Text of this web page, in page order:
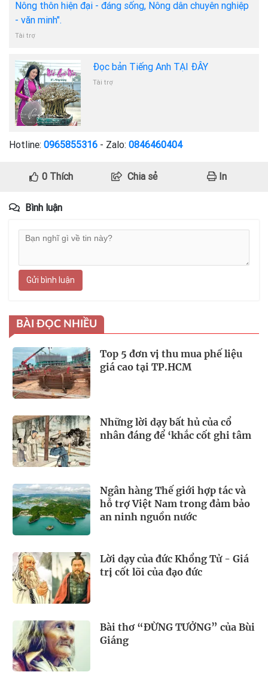
Nông thôn hiện đại - đáng sống, Nông dân chuyên nghiệp
- văn minh".
Tài trợ
Đọc bản Tiếng Anh TẠI ĐÂY
Tài trợ
Hotline: 0965855316 - Zalo: 0846460404
0Thích Chia sẻ In
Bình luận
Gửi bình luận
BÀI ĐỌC NHIỀU
Top 5 đơn vị thu mua phế liệu
giá cao tại TP.HCM
Những lời dạy bất hủ của cổ
nhân đáng để ‘khắc cốt ghi tâm
Ngân hàng Thế giới hợp tác và
hỗ trợ Việt Nam trong đảm bảo
an ninh nguồn nước
Lời dạy của đức Khổng Tử - Giá
trị cốt lõi của đạo đức
Bài thơ “ĐỪNG TƯỞNG” của Bùi
Giáng